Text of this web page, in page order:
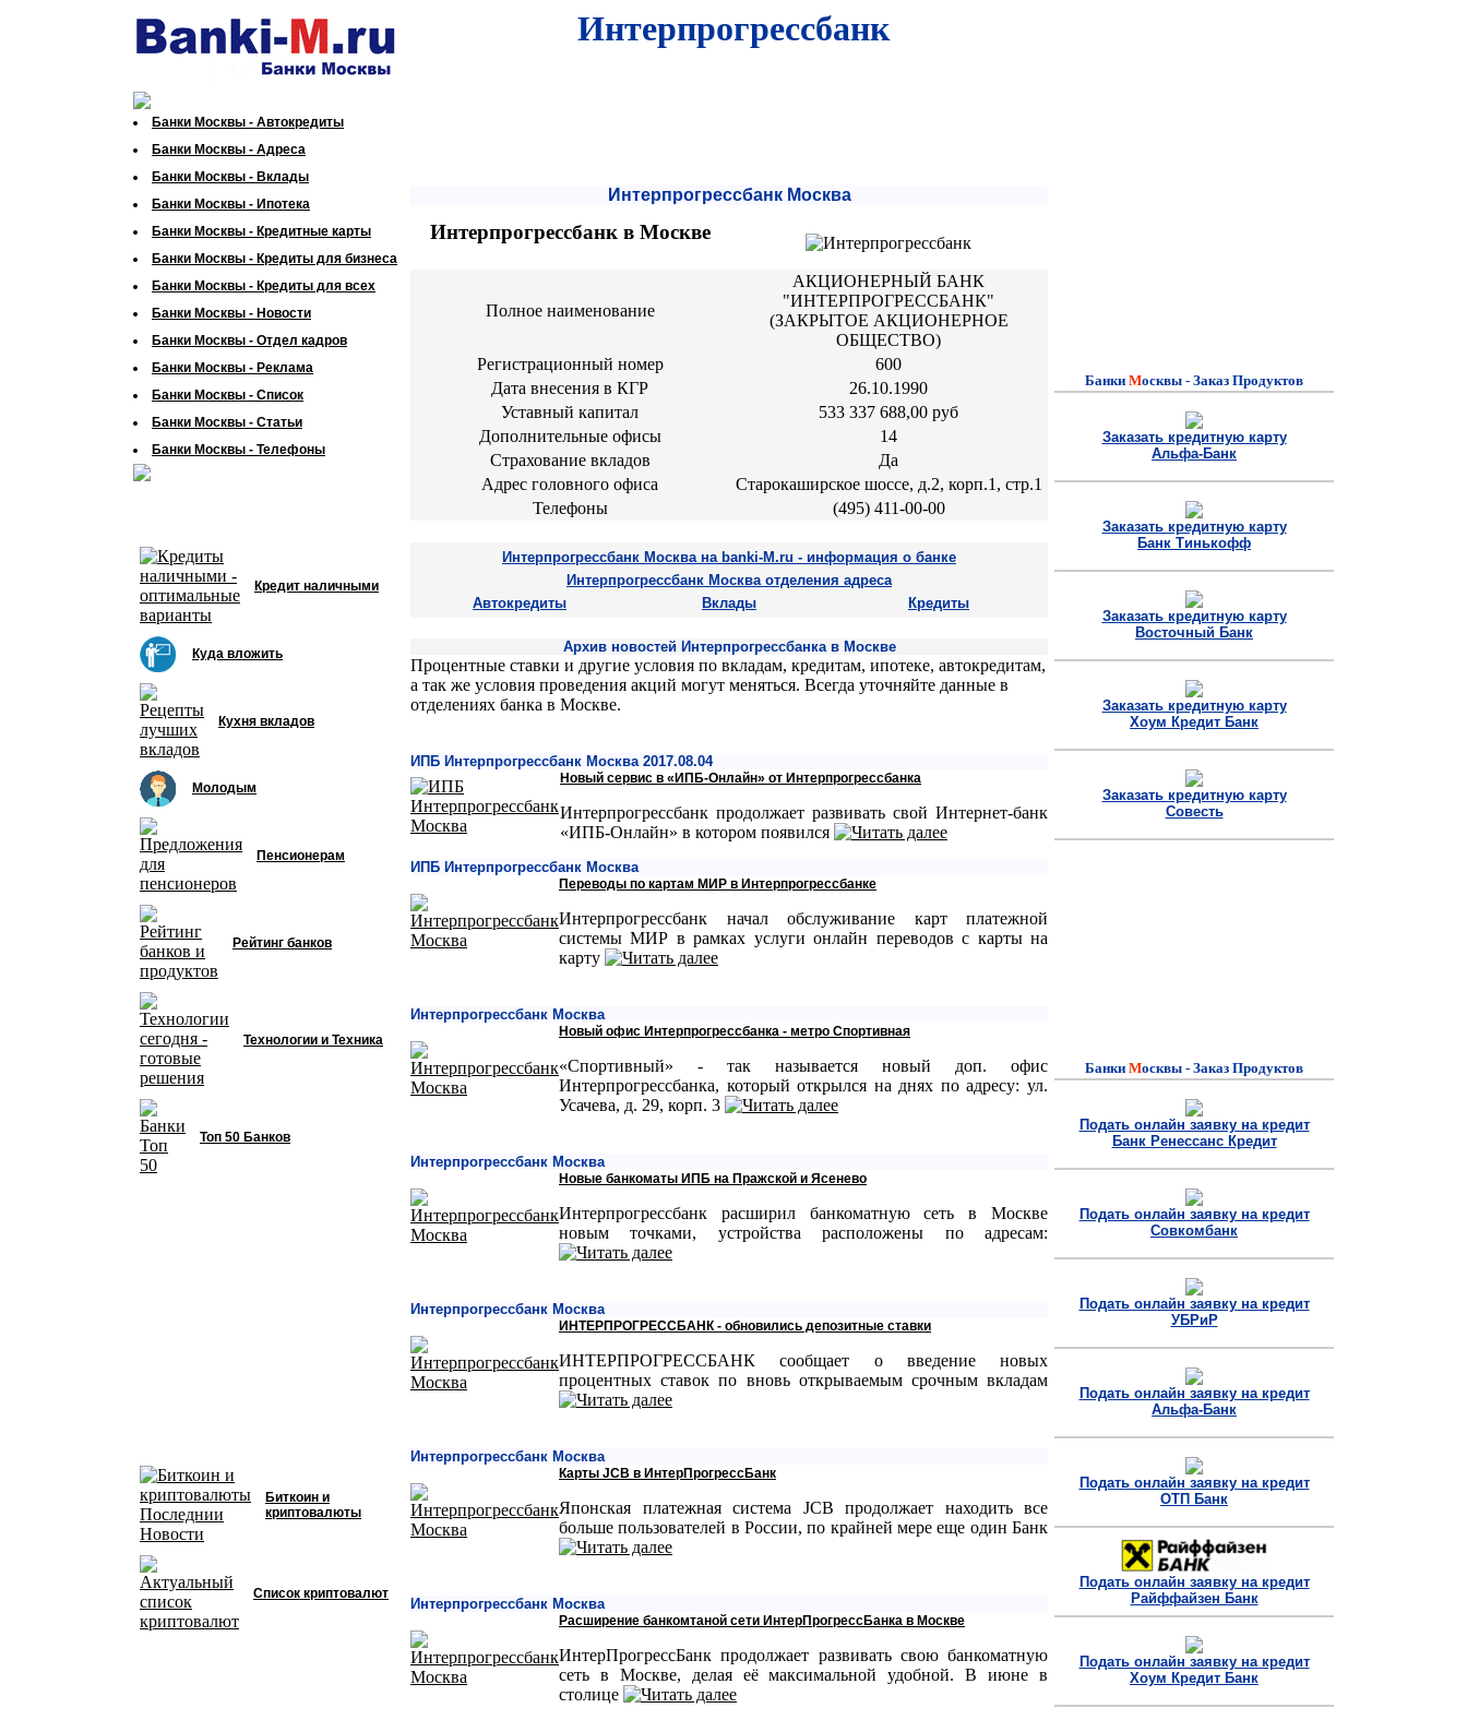
Интерпрогрессбанк
Банки Москвы - Автокредиты
Банки Москвы - Адреса
Банки Москвы - Вклады
Банки Москвы - Ипотека
Банки Москвы - Кредитные карты
Банки Москвы - Кредиты для бизнеса
Банки Москвы - Кредиты для всех
Банки Москвы - Новости
Банки Москвы - Отдел кадров
Банки Москвы - Реклама
Банки Москвы - Список
Банки Москвы - Статьи
Банки Москвы - Телефоны
Кредит наличными
Куда вложить
Кухня вкладов
Молодым
Пенсионерам
Рейтинг банков
Технологии и Техника
Топ 50 Банков
Биткоин и
криптовалюты
Список криптовалют
Интерпрогрессбанк Москва
Интерпрогрессбанк в Москве
Полное наименование
АКЦИОНЕРНЫЙ БАНК
"ИНТЕРПРОГРЕССБАНК"
(ЗАКРЫТОЕ АКЦИОНЕРНОЕ
ОБЩЕСТВО)
Регистрационный номер
600
Дата внесения в КГР
26.10.1990
Уставный капитал
533 337 688,00 руб
Дополнительные офисы
14
Страхование вкладов
Да
Адрес головного офиса
Старокаширское шоссе, д.2, корп.1, стр.1
Телефоны
(495) 411-00-00
Интерпрогрессбанк Москва на banki-M.ru - информация о банке
Интерпрогрессбанк Москва отделения адреса
Автокредиты
Вклады Кредиты
Архив новостей Интерпрогрессбанка в Москве
Процентные ставки и другие условия по вкладам, кредитам, ипотеке, автокредитам,
а так же условия проведения акций могут меняться. Всегда уточняйте данные в
отделениях банка в Москве.
ИПБ Интерпрогрессбанк Москва 2017.08.04
Новый сервис в «ИПБ-Онлайн» от Интерпрогрессбанка
Интерпрогрессбанк продолжает развивать свой Интернет-банк
«ИПБ-Онлайн» в котором появился
ИПБ Интерпрогрессбанк Москва
Переводы по картам МИР в Интерпрогрессбанке
Интерпрогрессбанк начал обслуживание карт платежной
системы МИР в рамках услуги онлайн переводов с карты на
карту
Интерпрогрессбанк Москва
Новый офис Интерпрогрессбанка - метро Спортивная
«Спортивный» - так называется новый доп. офис
Интерпрогрессбанка, который открылся на днях по адресу: ул.
Усачева, д. 29, корп. 3
Интерпрогрессбанк Москва
Новые банкоматы ИПБ на Пражской и Ясенево
Интерпрогрессбанк расширил банкоматную сеть в Москве
новым точками, устройства расположены по адресам:
Интерпрогрессбанк Москва
ИНТЕРПРОГРЕССБАНК - обновились депозитные ставки
ИНТЕРПРОГРЕССБАНК сообщает о введение новых
процентных ставок по вновь открываемым срочным вкладам
Интерпрогрессбанк Москва
Карты JCB в ИнтерПрогрессБанк
Японская платежная система JCB продолжает находить все
больше пользователей в России, по крайней мере еще один Банк
Интерпрогрессбанк Москва
Расширение банкомтаной сети ИнтерПрогрессБанка в Москве
ИнтерПрогрессБанк продолжает развивать свою банкоматную
сеть в Москве, делая её максимальной удобной. В июне в
столице
Банки Mосквы - Заказ Продуктов
Заказать кредитную карту
Альфа-Банк
Заказать кредитную карту
Банк Тинькофф
Заказать кредитную карту
Восточный Банк
Заказать кредитную карту
Хоум Кредит Банк
Заказать кредитную карту
Совесть
Банки Mосквы - Заказ Продуктов
Подать онлайн заявку на кредит
Банк Ренессанс Кредит
Подать онлайн заявку на кредит
Совкомбанк
Подать онлайн заявку на кредит
УБРиР
Подать онлайн заявку на кредит
Альфа-Банк
Подать онлайн заявку на кредит
ОТП Банк
Подать онлайн заявку на кредит
Райффайзен Банк
Подать онлайн заявку на кредит
Хоум Кредит Банк